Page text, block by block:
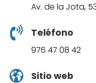
Av. de la Jota,
Teléfono
976 47 08 42
Sitio web